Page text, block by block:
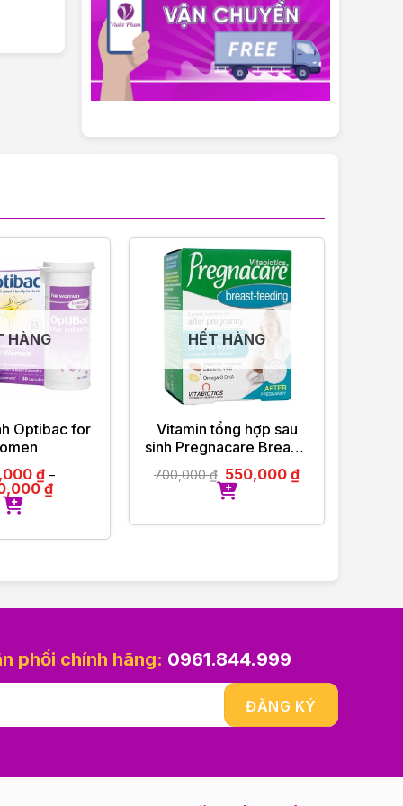
thai
HÀNG
Optibac for
₫ –
₫
HẾT HÀNG
Vitamin tổng hợp sau
sinh Pregnacare Breast-
feeding 84 viên
Vitabiotics UK
700,000₫ 550,000₫
phối chính hãng: 0961.844.999